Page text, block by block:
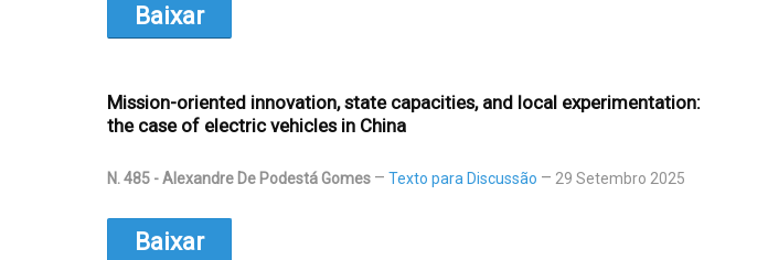
Baixar
Mission-oriented innovation, state capacities, and local experimentation:
the case of electric vehicles in China
N. 485 - Alexandre De Podestá Gomes Texto para Discussão 29 Setembro 2025
Baixar